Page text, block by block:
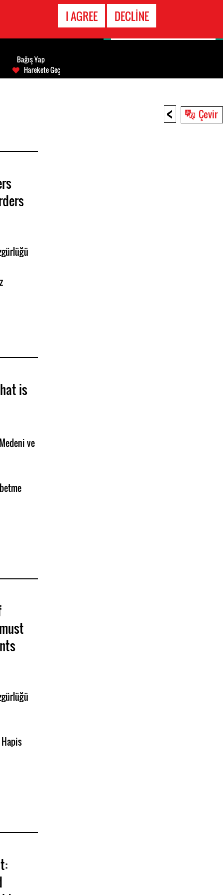
I AGREE DECLINE
< Çevir
is
ve
Bağış Yap
Harekete Geç
ACIL DURUM
HATTI